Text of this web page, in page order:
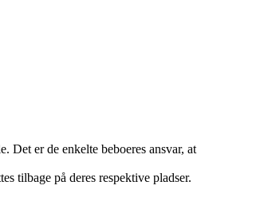
Det er de enkelte beboeres ansvar, at
tilbage på deres respektive pladser.